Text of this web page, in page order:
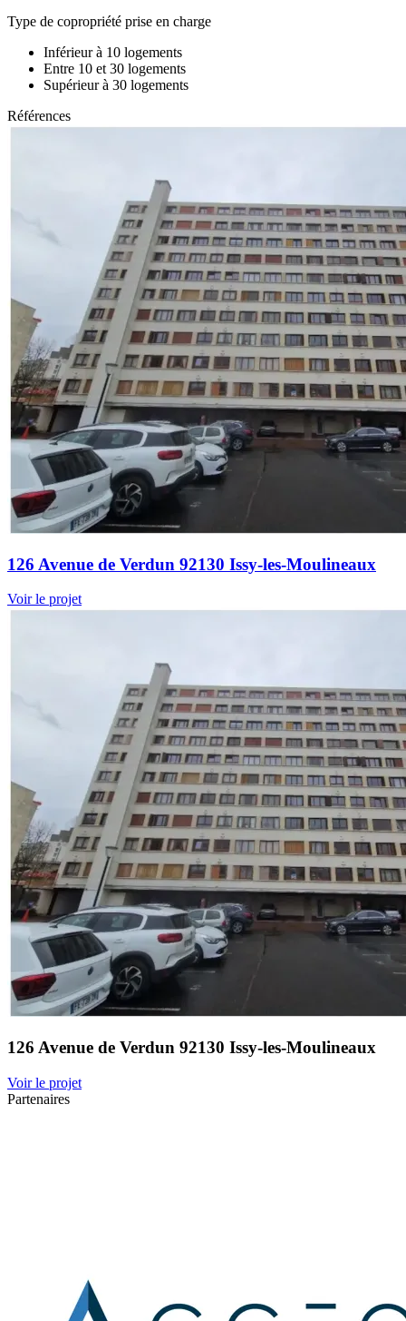
Type de copropriété prise en charge
Inférieur à 10 logements
Entre 10 et 30 logements
Supérieur à 30 logements
Références
126 Avenue de Verdun 92130 Issy-les-Moulineaux
Voir le projet
126 Avenue de Verdun 92130 Issy-les-Moulineaux
Voir le projet
Partenaires